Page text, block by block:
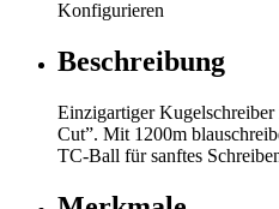
Konfigurieren
Beschreibung
Einzigartiger
Cut”. Mit 1200m
TC-Ball für sanftes